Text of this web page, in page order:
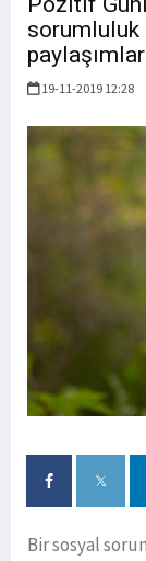
sorumluluk
19-11-2019 12:28
Bir sosyal